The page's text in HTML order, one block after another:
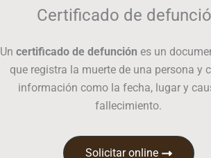
Certificado de
Un certificado de defunción es un
que registra la muerte de una persona y
información como la fecha, lugar y
fallecimiento.
Solicitar online